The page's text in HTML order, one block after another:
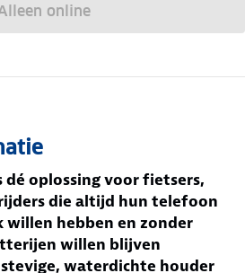
online
dé oplossing voor fietsers,
die altijd hun telefoon
willen hebben en zonder
willen blijven
waterdichte houder